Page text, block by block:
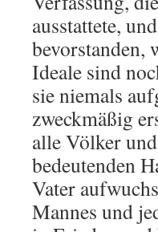
ausstattete,
bevorstanden,
Ideale sind
sie niemals
zweckmäßig
alle Völker
bedeutenden
Vater
Mannes und